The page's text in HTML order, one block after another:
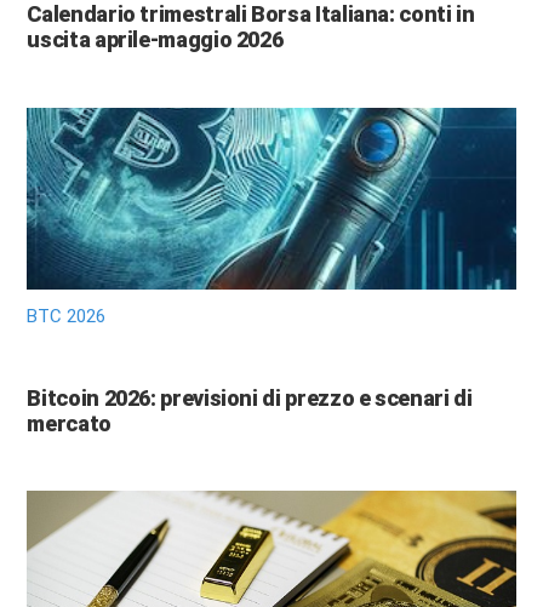
Calendario trimestrali Borsa Italiana: conti in
uscita aprile-maggio 2026
BTC 2026
Bitcoin 2026: previsioni di prezzo e scenari di
mercato